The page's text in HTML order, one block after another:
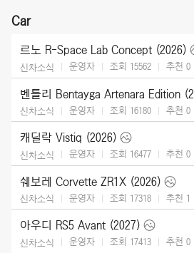
Car
르노 R-Space Lab Concept (2026)
신차소식 운영자 조회 15562 추천 0
신차소식 운영자 조회 16180 추천 0
캐딜락 Vistiq (2026)
신차소식 운영자 조회 16477 추천 0
쉐보레 Corvette ZR1X (2026)
신차소식 운영자 조회 17318 추천 1
아우디 RS5 Avant (2027)
신차소식 운영자 조회 17413 추천 0